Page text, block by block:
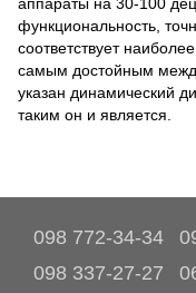
функциональность,
соответствует
самым достойным
указан динамический
таким он и является.
098 772-34-34
098 337-27-27